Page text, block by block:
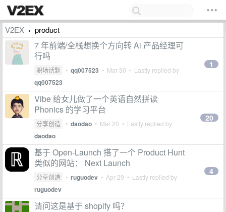
V2EX › product
7 年前端/全栈想换个方向转 Ai 产品经理可
行吗
职场话题 • qq007523 • Mar 30 • Lastly replied by
qq007523
1
Vibe 给女儿做了一个英语自然拼读
Phonics 的学习平台
分享创造 • daodao • Mar 20 • Lastly replied by
daodao
20
基于 Open-Launch 搭了一个 Product Hunt
类似的网站： Next Launch
分享创造 • ruguodev • Apr 29 • Lastly replied by
ruguodev
4
请问这是基于 shopify 吗？